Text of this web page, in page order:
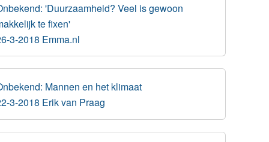
'Duurzaamheid? Veel is gewoon
te fixen'
3-2018 Emma.nl
Mannen en het klimaat
3-2018 Erik van Praag